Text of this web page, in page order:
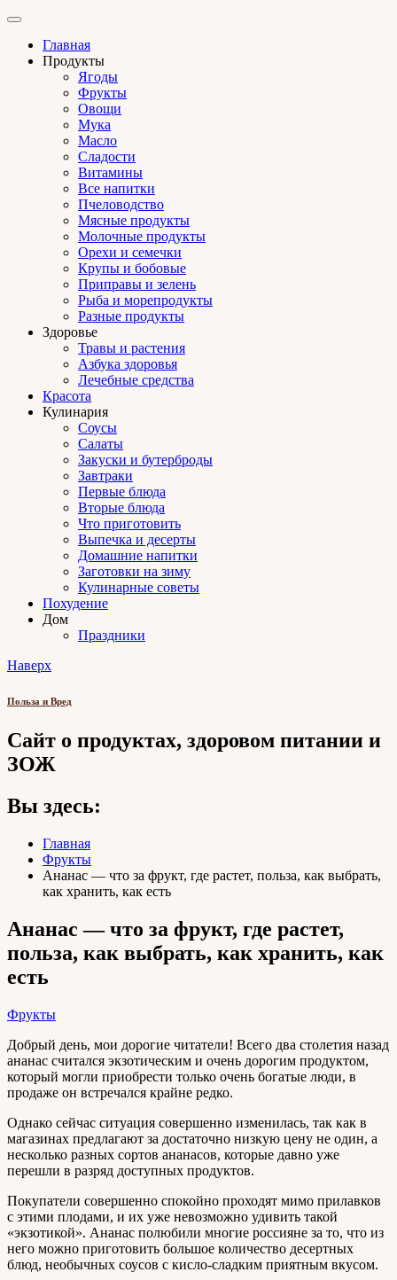
Главная
Продукты
Ягоды
Фрукты
Овощи
Мука
Масло
Сладости
Витамины
Все напитки
Пчеловодство
Мясные продукты
Молочные продукты
Орехи и семечки
Крупы и бобовые
Приправы и зелень
Рыба и морепродукты
Разные продукты
Здоровье
Травы и растения
Азбука здоровья
Лечебные средства
Красота
Кулинария
Соусы
Салаты
Закуски и бутерброды
Завтраки
Первые блюда
Вторые блюда
Что приготовить
Выпечка и десерты
Домашние напитки
Заготовки на зиму
Кулинарные советы
Похудение
Дом
Праздники
Наверх
Польза и Вред
Сайт о продуктах, здоровом питании и
ЗОЖ
Вы здесь:
Главная
Фрукты
Ананас — что за фрукт, где растет, польза, как выбрать,
как хранить, как есть
Ананас — что за фрукт, где растет,
польза, как выбрать, как хранить, как
есть
Фрукты
Добрый день, мои дорогие читатели! Всего два столетия назад
ананас считался экзотическим и очень дорогим продуктом,
который могли приобрести только очень богатые люди, в
продаже он встречался крайне редко.
Однако сейчас ситуация совершенно изменилась, так как в
магазинах предлагают за достаточно низкую цену не один, а
несколько разных сортов ананасов, которые давно уже
перешли в разряд доступных продуктов.
Покупатели совершенно спокойно проходят мимо прилавков
с этими плодами, и их уже невозможно удивить такой
«экзотикой». Ананас полюбили многие россияне за то, что из
него можно приготовить большое количество десертных
блюд, необычных соусов с кисло-сладким приятным вкусом.